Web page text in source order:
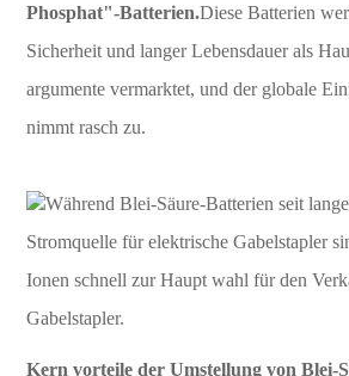
Phosphat"-Batterien.Diese Batterien
Sicherheit und langer Lebensdauer als
argumente vermarktet, und der globale
nimmt rasch zu.
Während Blei-Säure-Batterien seit
Stromquelle für elektrische Gabelstapler
Ionen schnell zur Haupt wahl für den
Gabelstapler.
Kern vorteile der Umstellung von Blei-